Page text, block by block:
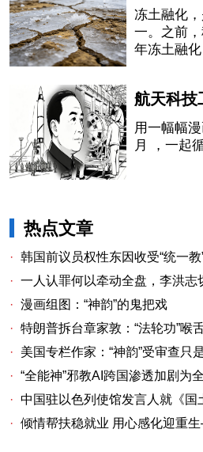
冻土融化
一。之前
年冻土融
此循环，
炸弹。
用一幅幅
月 ，一起
热点文章
· 韩国前议员权性东因收受“统一
· 一人认罪何以牵动全盘，李洪志
· 漫画组图：“神韵”的鬼把戏
· 特朗普拆台章家敦：“法轮功”喉
·
美国专栏作家：“神韵”受审查只是时间问题关卫
· “全能神”邪教AI跨国渗透加剧为
· 中国驻以色列使馆发言人就《国土报》发
· 倾情帮扶稳就业 用心感化迎重生——